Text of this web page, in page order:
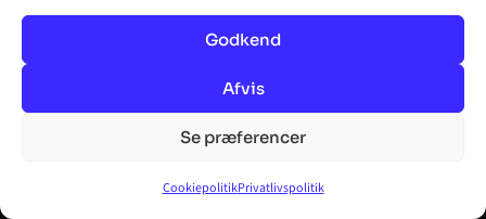
Godkend
Afvis
Se præferencer
CookiepolitikPrivatlivspolitik
TINKERogZINGST.
Hvad er et synonym for hesteracer i
I krydsord kan ledeteksten variere – du kan støde på
Fejlstrøm – »Ikke i nat«
Vi er helt nye og helt ukendte. Giv den ét gennemlyt?